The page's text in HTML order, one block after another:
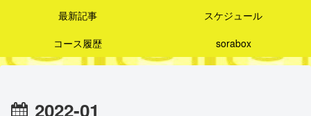
最新記事
スケジュール
コース履歴
sorabox
2022-01